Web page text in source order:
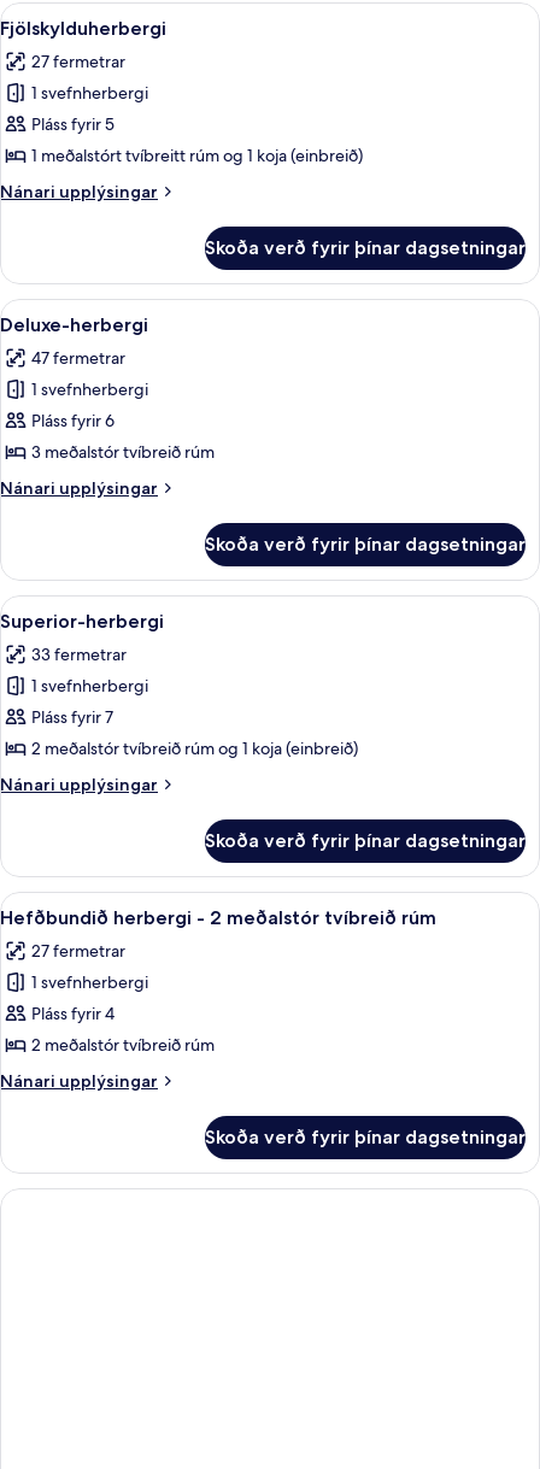
Skoða
allar
myndir
fyrir
Fjölskylduherbergi
Skrifborð, vinnuaðstaða fyrir
6
Fjölskylduherbergi
27 fermetrar
1 svefnherbergi
Pláss fyrir 5
1 meðalstórt tvíbreitt rúm og 1 koja (einbreið)
Nánari upplýsingar
Nánari
Skoða verð fyrir þínar dagsetningar
Skoða
allar
myndir
fyrir
Deluxe-
herbergi
Deluxe-herbergi | Skrifborð,
4
Deluxe-herbergi
47 fermetrar
1 svefnherbergi
Pláss fyrir 6
3 meðalstór tvíbreið rúm
Nánari upplýsingar
Nánari
herbergi
Skoða verð fyrir þínar dagsetningar
Skoða
allar
myndir
fyrir
Superior-
herbergi
Superior-herbergi | Skrifborð,
4
Superior-herbergi
33 fermetrar
1 svefnherbergi
Pláss fyrir 7
2 meðalstór tvíbreið rúm og 1 koja (einbreið)
Nánari upplýsingar
Nánari
herbergi
Skoða verð fyrir þínar dagsetningar
Skoða
allar
myndir
fyrir
Hefðbundið
herbergi
-
2
tvíbreið
rúm
Skrifborð, vinnuaðstaða fyrir
4
Hefðbundið herbergi - 2 meðalstór tvíbreið rúm
27 fermetrar
1 svefnherbergi
Pláss fyrir 4
2 meðalstór tvíbreið rúm
Nánari upplýsingar
Nánari
herbergi
2
Skoða verð fyrir þínar dagsetningar